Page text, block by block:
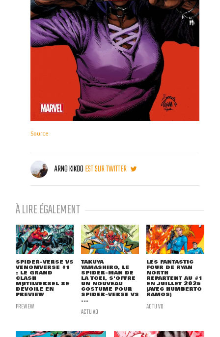
Source
ARNO KIKOOEST SUR TWITTER
À LIRE ÉGALEMENT
SPIDER-VERSE VS
VENOMVERSE #1
: LE GRAND
CLASH
MUTILVERSEL SE
DÉVOILE EN
PREVIEW
PREVIEW
TAKUYA
YAMASHIRO, LE
SPIDER-MAN DE
LA TOEI, S'OFFRE
UN NOUVEAU
COSTUME POUR
SPIDER-VERSE VS
...
ACTU VO
LES FANTASTIC
FOUR DE RYAN
NORTH
REPARTENT AU #1
EN JUILLET 2025
(AVEC HUMBERTO
RAMOS)
ACTU VO